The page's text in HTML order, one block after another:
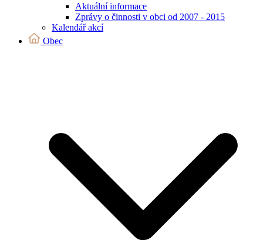
Aktuální informace
Zprávy o činnosti v obci od 2007 - 2015
Kalendář akcí
Obec